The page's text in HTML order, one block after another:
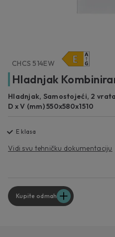
CHCS 514EW
Hladnjak
Hladnjak, Samostojeći, 2
D x V (mm) 550x580x1510
E klasa
Vidi svu tehničku dokumentaciju
Kupite odmah